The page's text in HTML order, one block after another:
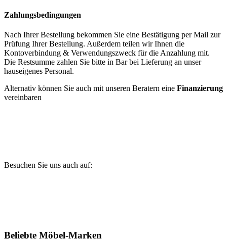
Zahlungsbedingungen
Nach Ihrer Bestellung bekommen Sie eine Bestätigung per Mail zur
Prüfung Ihrer Bestellung. Außerdem teilen wir Ihnen die
Kontoverbindung & Verwendungszweck für die Anzahlung mit.
Die Restsumme zahlen Sie bitte in Bar bei Lieferung an unser
hauseigenes Personal.
Alternativ können Sie auch mit unseren Beratern eine Finanzierung
vereinbaren
Besuchen Sie uns auch auf:
Beliebte Möbel-Marken